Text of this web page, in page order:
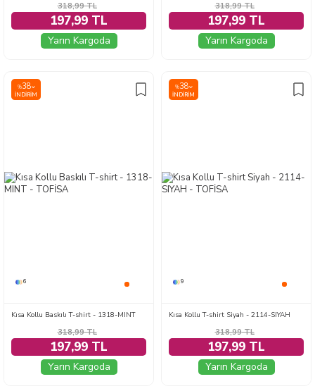
318,99TL
197,99 TL
Yarın Kargoda
318,99TL
197,99 TL
Yarın Kargoda
%38
İNDIRIM
6
Kısa Kollu Baskılı T-shirt - 1318-MINT
318,99TL
197,99 TL
Yarın Kargoda
%38
İNDIRIM
9
Kısa Kollu T-shirt Siyah - 2114-SIYAH
318,99TL
197,99 TL
Yarın Kargoda